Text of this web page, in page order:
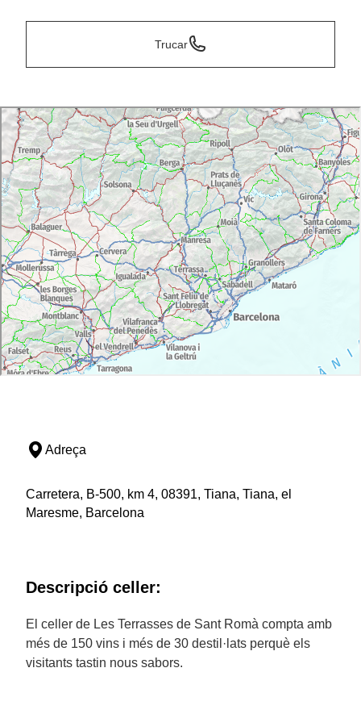
Trucar
Adreça
Carretera, B-500, km 4, 08391, Tiana, Tiana, el
Maresme, Barcelona
Descripció celler:
El celler de Les Terrasses de Sant Romà compta amb
més de 150 vins i més de 30 destil·lats perquè els
visitants tastin nous sabors.